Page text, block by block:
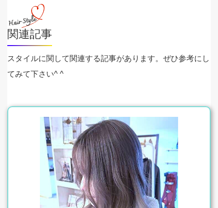
関連記事
スタイルに関して関連する記事があります。ぜひ参考にし
てみて下さい^ ^